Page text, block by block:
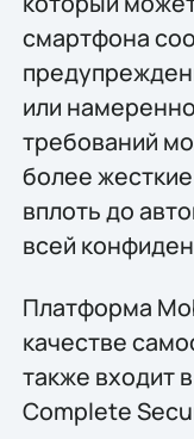
смартфона
или
требований
более
вплоть до
всей
Платформа
качестве
также входит
Complete